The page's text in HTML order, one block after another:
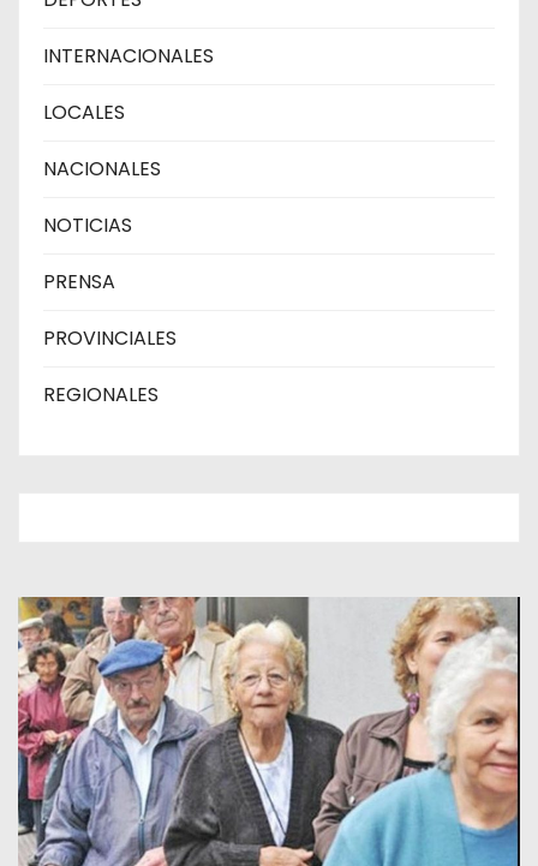
INTERNACIONALES
LOCALES
NACIONALES
NOTICIAS
PRENSA
PROVINCIALES
REGIONALES